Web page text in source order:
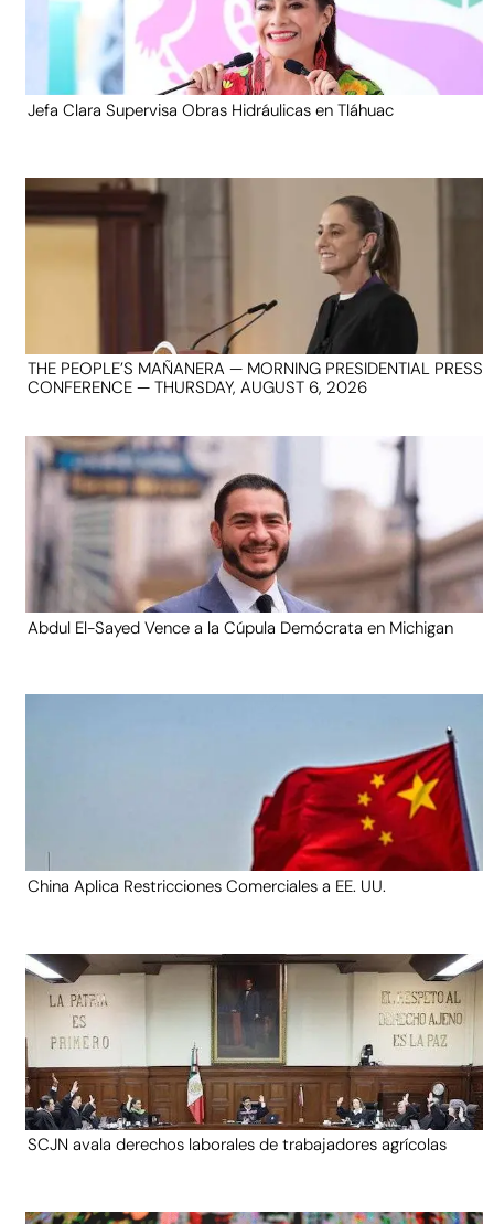
Jefa Clara Supervisa Obras Hidráulicas en Tláhuac
THE PEOPLE’S MAÑANERA — MORNING PRESIDENTIAL PRESS
CONFERENCE — THURSDAY, AUGUST 6, 2026
Abdul El-Sayed Vence a la Cúpula Demócrata en Michigan
China Aplica Restricciones Comerciales a EE. UU.
SCJN avala derechos laborales de trabajadores agrícolas